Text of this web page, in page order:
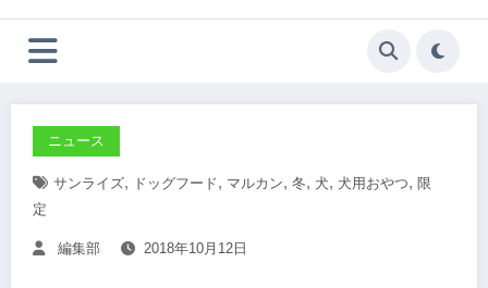
ニュース
サンライズ, ドッグフード, マルカン, 冬, 犬, 犬用おやつ, 限
定
編集部 2018年10月12日